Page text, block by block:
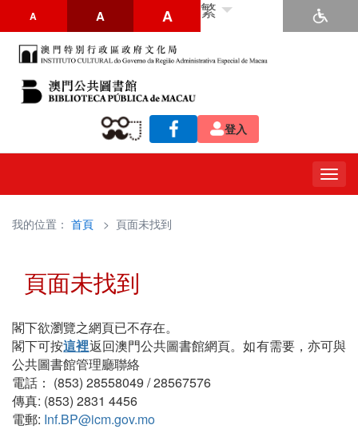
A A A 繁
登入
我的位置： 首頁 > 頁面未找到
頁面未找到
閣下欲瀏覽之網頁已不存在。
閣下可按這裡返回澳門公共圖書館網頁。如有需要，亦可與
公共圖書館管理廳聯絡
電話： (853) 28558049 / 28567576
傳真: (853) 2831 4456
電郵: Inf.BP@icm.gov.mo